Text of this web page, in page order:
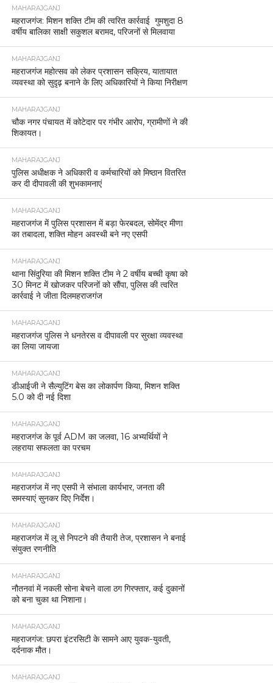
MAHARAJGANJ
महराजगंज: मिशन शक्ति टीम की त्वरित कार्रवाई गुमशुदा 8
वर्षीय बालिका साक्षी सकुशल बरामद, परिजनों से मिलवाया
MAHARAJGANJ
महराजगंज महोत्सव को लेकर प्रशासन सक्रिय, यातायात
व्यवस्था को सुदृढ़ बनाने के लिए अधिकारियों ने किया निरीक्षण
MAHARAJGANJ
चौक नगर पंचायत में कोटेदार पर गंभीर आरोप, ग्रामीणों ने की
शिकायत।
MAHARAJGANJ
पुलिस अधीक्षक ने अधिकारी व कर्मचारियों को मिष्ठान वितरित
कर दी दीपावली की शुभकामनाएं
MAHARAJGANJ
महराजगंज में पुलिस प्रशासन में बड़ा फेरबदल, सोमेंद्र मीणा
का तबादला, शक्ति मोहन अवस्थी बने नए एसपी
MAHARAJGANJ
थाना सिंदुरिया की मिशन शक्ति टीम ने 2 वर्षीय बच्ची कृषा को
30 मिनट में खोजकर परिजनों को सौंपा, पुलिस की त्वरित
कार्रवाई ने जीता दिलमहराजगंज
MAHARAJGANJ
महराजगंज पुलिस ने धनतेरस व दीपावली पर सुरक्षा व्यवस्था
का लिया जायजा
MAHARAJGANJ
डीआईजी ने सैल्युटिंग बेस का लोकार्पण किया, मिशन शक्ति
5.0 को दी नई दिशा
MAHARAJGANJ
महराजगंज के पूर्व ADM का जलवा, 16 अभ्यर्थियों ने
लहराया सफलता का परचम
MAHARAJGANJ
महराजगंज में नए एसपी ने संभाला कार्यभार, जनता की
समस्याएं सुनकर दिए निर्देश।
MAHARAJGANJ
महराजगंज में लू से निपटने की तैयारी तेज, प्रशासन ने बनाई
संयुक्त रणनीति
MAHARAJGANJ
नौतनवां में नकली सोना बेचने वाला ठग गिरफ्तार, कई दुकानों
को बना चुका था निशाना।
MAHARAJGANJ
महराजगंज: छपरा इंटरसिटी के सामने आए युवक-युवती,
दर्दनाक मौत।
MAHARAJGANJ